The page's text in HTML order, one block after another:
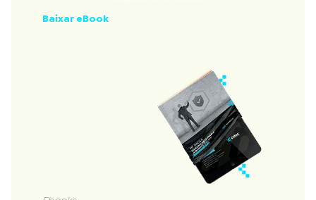
Baixar eBook